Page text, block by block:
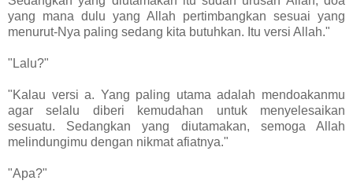
yang mana dulu yang Allah pertimbangkan sesuai yang
menurut-Nya paling sedang kita butuhkan. Itu versi Allah."
"Lalu?"
"Kalau versi a. Yang paling utama adalah mendoakanmu
agar selalu diberi kemudahan untuk menyelesaikan
sesuatu. Sedangkan yang diutamakan, semoga Allah
melindungimu dengan nikmat afiatnya."
"Apa?"